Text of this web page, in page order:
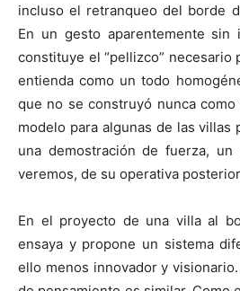
incluso el retranqueo del borde
En un gesto aparentemente sin
constituye el “pellizco” necesario
entienda como un todo
que no se construyó nunca
modelo para algunas de las villas
una demostración de fuerza, un
veremos, de su operativa
En el proyecto de una villa al
ensaya y propone un sistema
ello menos innovador y